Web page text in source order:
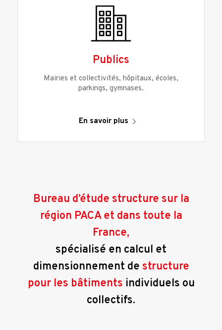
Publics
Mairies et collectivités, hôpitaux, écoles,
parkings, gymnases.
En savoir plus
Bureau d’étude structure sur la
région PACA et dans toute la
France,
spécialisé en calcul et
dimensionnement de structure
pour les bâtiments individuels ou
collectifs.